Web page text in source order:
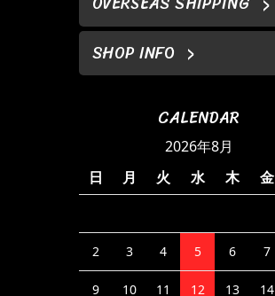
SHOP INFO
CALENDAR
2026年8月
日
月 火 水 木 金
2 3 4 5 6 7
9 10 11 12 13 14